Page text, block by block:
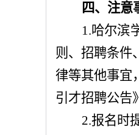
四、注意
1.哈尔滨
则、招聘条件
律等其他事宜
引才招聘公告
2.报名时